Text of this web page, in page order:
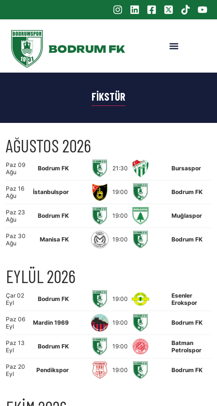
FIKSTÜR
AĞUSTOS 2026
Paz 09
Ağu
Bodrum FK 21:30 Bursaspor
Paz 16
Ağu
İstanbulspor 19:00 Bodrum FK
Paz 23
Ağu
Bodrum FK 19:00 Muğlaspor
Paz 30
Ağu
Manisa FK 19:00 Bodrum FK
EYLÜL 2026
Çar 02
Eyl
Bodrum FK 19:00
Esenler
Erokspor
Paz 06
Eyl
Mardin 1969 19:00 Bodrum FK
Paz 13
Eyl
Bodrum FK 19:00
Batman
Petrolspor
Paz 20
Eyl
Pendikspor 19:00 Bodrum FK